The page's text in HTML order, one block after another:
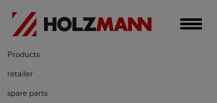
Toggle
Products
retailer
spare parts